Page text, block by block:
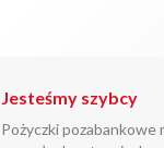
Jesteśmy szybcy
Pożyczki pozabankowe